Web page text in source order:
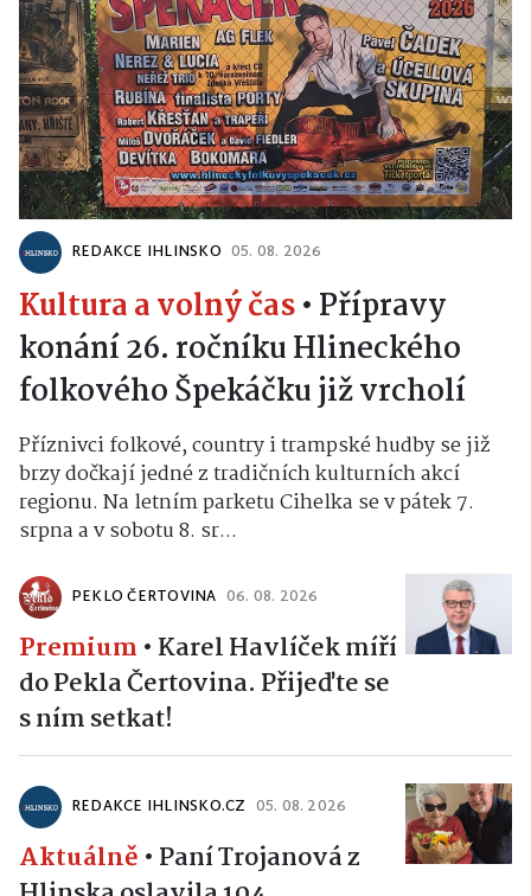
REDAKCE IHLINSKO 05. 08. 2026
Kultura a volný čas• Přípravy
konání 26. ročníku Hlineckého
folkového Špekáčku již vrcholí
Příznivci folkové, country i trampské hudby se již
brzy dočkají jedné z tradičních kulturních akcí
regionu. Na letním parketu Cihelka se v pátek 7.
srpna a v sobotu 8. sr...
PEKLO ČERTOVINA 06. 08. 2026
Premium • Karel Havlíček míří
do Pekla Čertovina. Přijeďte se
s ním setkat!
REDAKCE IHLINSKO.CZ 05. 08. 2026
Aktuálně • Paní Trojanová z